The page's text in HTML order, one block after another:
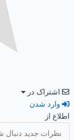
اشتراک در
وارد شدن
اطلاع از